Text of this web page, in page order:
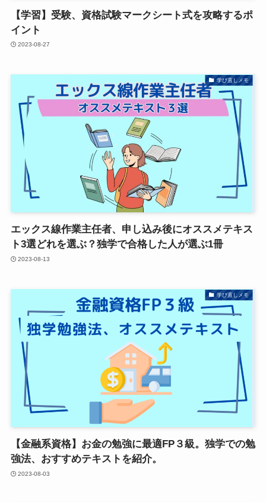
【学習】受験、資格試験マークシート式を攻略するポ
イント
2023-08-27
学び直しメモ
エックス線作業主任者、申し込み後にオススメテキス
ト3選どれを選ぶ？独学で合格した人が選ぶ1冊
2023-08-13
学び直しメモ
【金融系資格】お金の勉強に最適FP３級。独学での勉
強法、おすすめテキストを紹介。
2023-08-03